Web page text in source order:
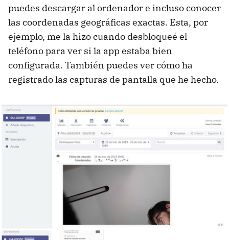
puedes descargar al ordenador e incluso conocer
las coordenadas geográficas exactas. Esta, por
ejemplo, me la hizo cuando desbloqueé el
teléfono para ver si la app estaba bien
configurada. También puedes ver cómo ha
registrado las capturas de pantalla que he hecho.